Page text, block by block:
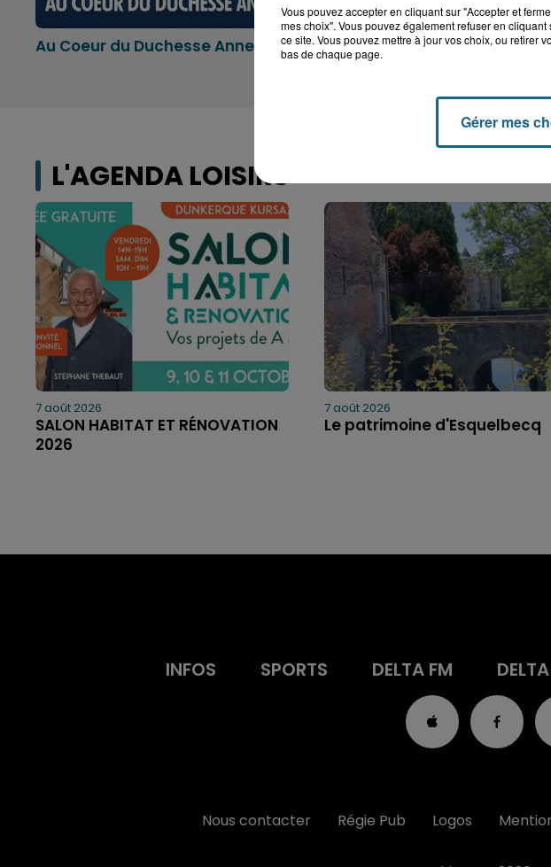
Au Coeur du Duchesse Anne
L'info locale dans le
Dunkerquois
L'AGENDA LOISIRS
7 août 2026
SALON HABITAT ET RÉNOVATION
2026
7 août 2026
Le patrimoine d'Esquelbecq
INFOS SPORTS DELTA FM
Nous contacter Régie Pub Logos
Vous pouvez accepter en cliquant sur "Accepter et
mes choix". Vous pouvez également refuser en
ce site. Vous pouvez mettre à jour vos choix, ou retirer
bas de chaque page.
Gérer mes